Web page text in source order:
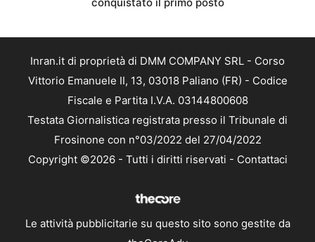
Inran.it di proprietà di DMM COMPANY SRL - Corso
Vittorio Emanuele II, 13, 03018 Paliano (FR) - Codice
Fiscale e Partita I.V.A. 03144800608
Testata Giornalistica registrata presso il Tribunale di
Frosinone con n°03/2022 del 27/04/2022
Copyright ©2026 - Tutti i diritti riservati - Contattaci
Le attività pubblicitarie su questo sito sono gestite da